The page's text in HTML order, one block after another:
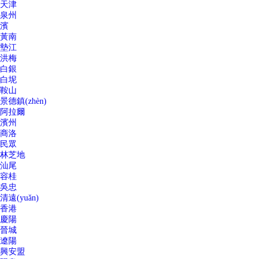
天津
泉州
濱
黃南
墊江
洪梅
白銀
白坭
鞍山
景德鎮(zhèn)
阿拉爾
濱州
商洛
民眾
林芝地
汕尾
容桂
吳忠
清遠(yuǎn)
香港
慶陽
晉城
遼陽
興安盟